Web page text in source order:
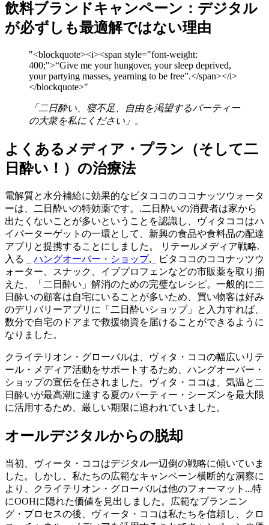
飲料ブランドキャンペーン：デジタル
が必ずしも最適解ではない理由
"<blockquote><i><span style="font-weight:
400;">“Give me your hungover, your sleep deprived,
your partying masses, yearning to be free”.</span></i>
</blockquote>"
「二日酔い、寝不足、自由を渇望するパーティー
の大衆を私にください」。
よくあるメディア・プラン（そして二
日酔い！）の治療法
電解質と水分補給に効果的なビタココのココナッツウォータ
ーは、二日酔いの特効薬です。.二日酔いの消費者は家から
出たくないことが多いということを認識し、ヴィタココはハ
イパーターゲットの一環として、新興の食品や食料品の配達
アプリと提携することにしました。 リテールメディア戦略.
入る _ ハングオーバー・ショップ,_ ビタココのココナッツウ
ォーター、スナック、イブプロフェンなどの市販薬を取り揃
えた、「二日酔い」解消のための完璧なレシピ。一般的に二
日酔いの顧客は自宅にいることが多いため、買い物客は好み
のデリバリーアプリに「二日酔いショップ」と入力すれば、
数分で自宅のドアまで救援物資を届けることができるように
なりました。
クライテリオン・グローバルは、ヴィタ・ココの幅広いリテ
ール・メディア活動をサポートするため、ハングオーバー・
ショップの宣伝を任されました。ヴィタ・ココは、気温と二
日酔いが最高潮に達する夏のパーティー・シーズンを最大限
に活用するため、厳しい期限に追われていました。
オールデジタルからの脱却
当初、ヴィータ・ココはデジタル一辺倒の戦略に傾いていま
した。しかし、私たちの広範なキャンペーン横断的な洞察に
より、クライテリオン・グローバルは他のフォーマット...特
にOOHに隠れた価値を見出しました。広範なプランニン
グ・プロセスの後、ヴィータ・ココは私たちを信頼し、クロ